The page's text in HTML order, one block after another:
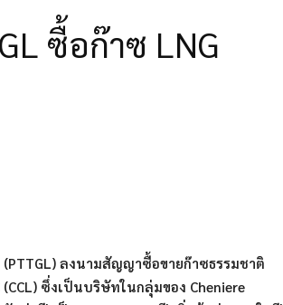
ซื้อก๊าซ LNG
ลงนามสัญญาซื้อขายก๊าซธรรมชาติ
ซึ่งเป็นบริษัทในกลุ่มของ Cheniere